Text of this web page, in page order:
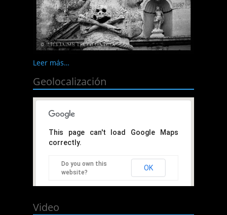
Leer más…
Geolocalización
This page can't load Google Maps
correctly.
Do you own this
website?
OK
Video